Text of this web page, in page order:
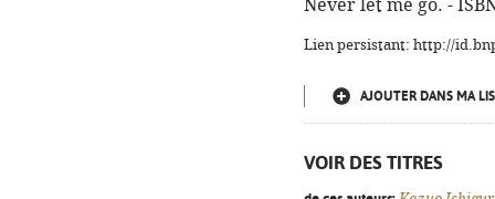
Never let me go. -
Lien persistant: http://
AJOUTER DANS MA
VOIR DES TITRES